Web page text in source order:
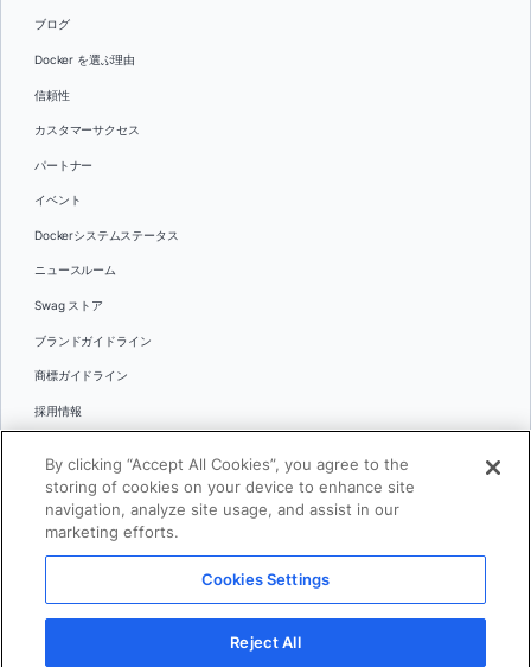
ブログ
Docker を選ぶ理由
信頼性
カスタマーサクセス
パートナー
イベント
Dockerシステムステータス
ニュースルーム
Swag ストア
ブランドガイドライン
商標ガイドライン
採用情報
言語
日本語
© 2026 Docker Inc.全著作権所有
利用規約(英語)
プライバシー
By clicking “Accept All Cookies”, you agree to the
storing of cookies on your device to enhance site
navigation, analyze site usage, and assist in our
marketing efforts.
Cookies Settings
Reject All